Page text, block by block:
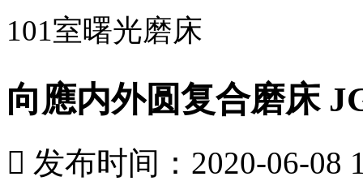
101室曙光磨床
向應内外圆复合磨床
 发布时间：2020-06-08